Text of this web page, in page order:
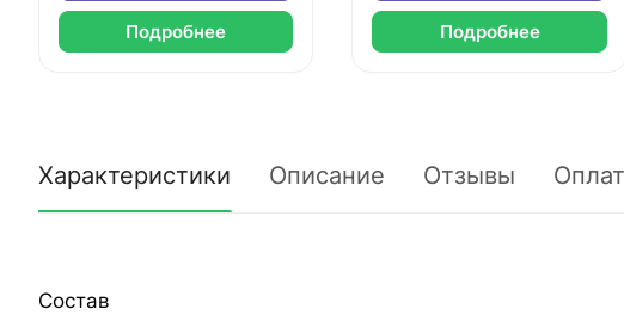
Подробнее Подробнее
Характеристики Описание Отзывы
Состав